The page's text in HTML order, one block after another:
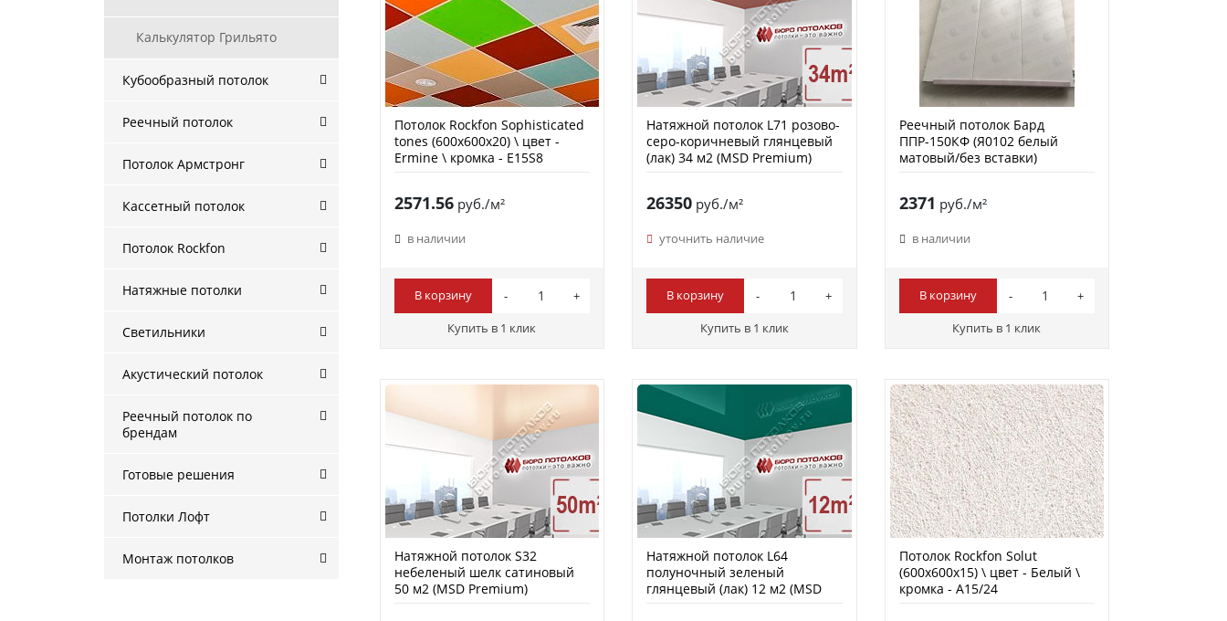
Калькулятор Грильято
Кубообразный потолок
Реечный потолок
Потолок Армстронг
Кассетный потолок
Потолок Rockfon
Натяжные потолки
Светильники
Акустический потолок
Реечный потолок по
брендам
Готовые решения
Потолки Лофт
Монтаж потолков
Потолок Rockfon Sophisticated
tones (600х600х20) \ цвет -
Ermine \ кромка - E15S8
2571.56руб./м²
в наличии
В корзину
Купить в 1 клик
Натяжной потолок L71 розово-
серо-коричневый глянцевый
(лак) 34 м2 (MSD Premium)
26350 руб./м²
уточнить наличие
В корзину
Купить в 1 клик
Реечный потолок Бард
ППР-150КФ (Я0102 белый
матовый/без вставки)
2371 руб./м²
в наличии
В корзину
Купить в 1 клик
Натяжной потолок S32
небеленый шелк сатиновый
50 м2 (MSD Premium)
Натяжной потолок L64
полуночный зеленый
глянцевый (лак) 12 м2 (MSD
Потолок Rockfon Solut
(600х600х15) \ цвет - Белый \
кромка - A15/24